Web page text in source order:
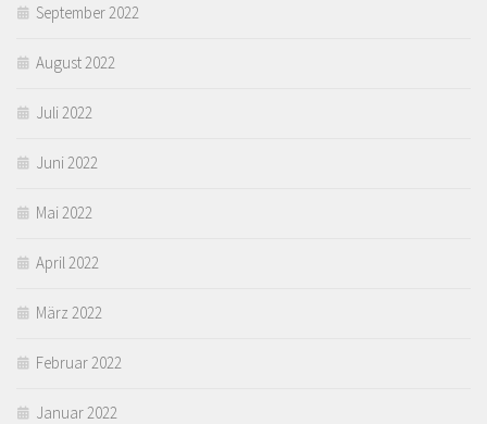
September 2022
August 2022
Juli 2022
Juni 2022
Mai 2022
April 2022
März 2022
Februar 2022
Januar 2022